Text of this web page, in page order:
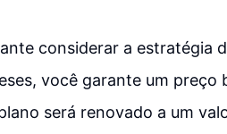
considerar a estratégia
você garante um preço
será renovado a um